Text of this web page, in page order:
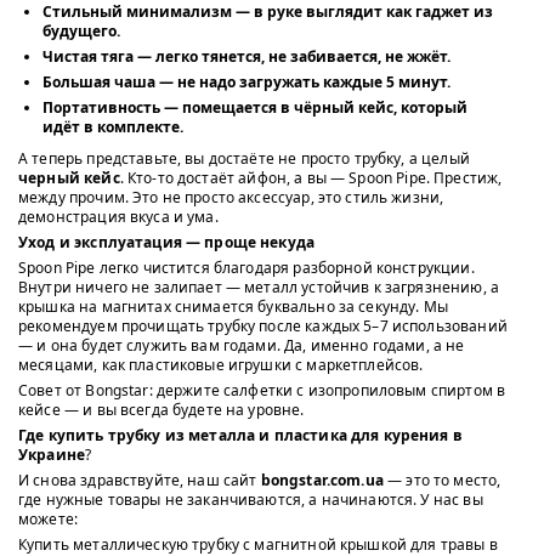
Стильный минимализм— в руке выглядит как гаджет из
будущего.
Чистая тяга— легко тянется, не забивается, не жжёт.
Большая чаша— не надо загружать каждые 5 минут.
Портативность— помещается в чёрный кейс, который
идёт в комплекте.
А теперь представьте, вы достаёте не просто трубку, а целый
черный кейс. Кто-то достаёт айфон, а вы — Spoon Pipe. Престиж,
между прочим. Это не просто аксессуар, это стиль жизни,
демонстрация вкуса и ума.
Уход и эксплуатация — проще некуда
Spoon Pipe легко чистится благодаря разборной конструкции.
Внутри ничего не залипает — металл устойчив к загрязнению, а
крышка на магнитах снимается буквально за секунду. Мы
рекомендуем прочищать трубку после каждых 5–7 использований
— и она будет служить вам годами. Да, именно годами, а не
месяцами, как пластиковые игрушки с маркетплейсов.
Совет от Bongstar: держите салфетки с изопропиловым спиртом в
кейсе — и вы всегда будете на уровне.
Где купить трубку из металла и пластика для курения в
Украине?
И снова здравствуйте, наш сайт bongstar.com.ua— это то место,
где нужные товары не заканчиваются, а начинаются. У нас вы
можете:
Купить металлическую трубку с магнитной крышкой для травы в